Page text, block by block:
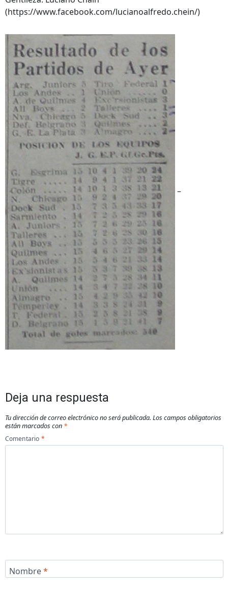
(https://www.facebook.com/lucianoalfredo.chein/)
–
Deja una respuesta
Tu dirección de correo electrónico no será publicada. Los campos obligatorios
están marcados con *
Comentario *
Nombre*